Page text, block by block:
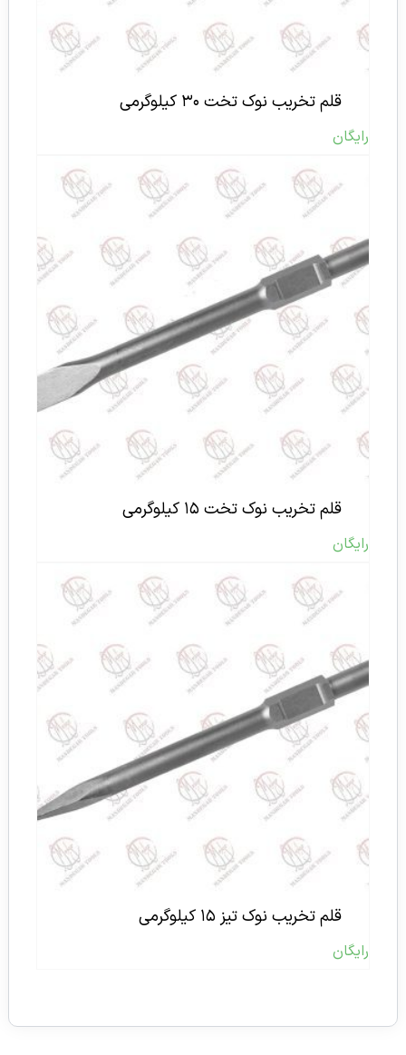
قلم تخریب نوک تخت ۳۰ کیلوگرمی
رایگان
قلم تخریب نوک تخت ۱۵ کیلوگرمی
رایگان
قلم تخریب نوک تیز ۱۵ کیلوگرمی
رایگان